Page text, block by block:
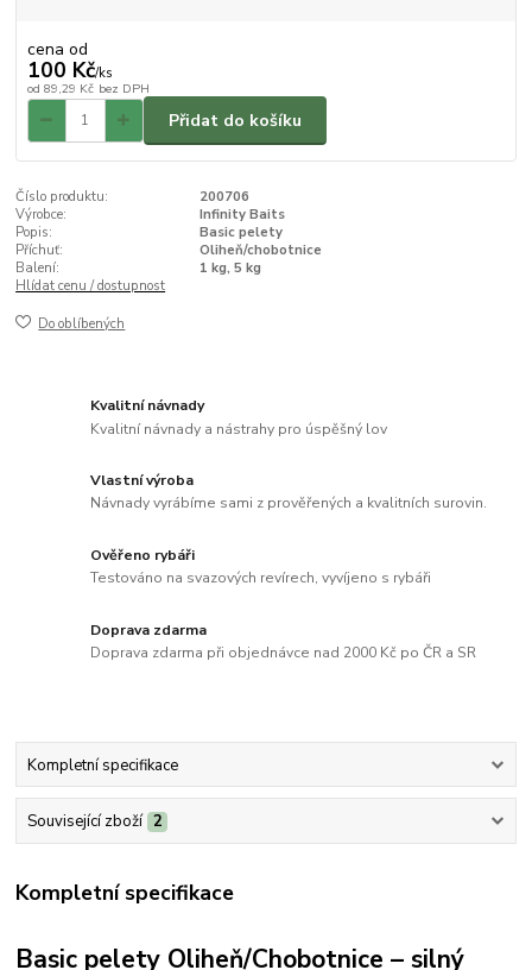
cena od
100 Kč/ks
od 89,29 Kč bez DPH
Přidat do košíku
Číslo produktu:
200706
Výrobce:
Infinity Baits
Popis:
Basic pelety
Příchuť:
Oliheň/chobotnice
Balení:
1 kg, 5 kg
Hlídat cenu / dostupnost
Do oblíbených
Kvalitní návnady
Kvalitní návnady a nástrahy pro úspěšný lov
Vlastní výroba
Návnady vyrábíme sami z prověřených a kvalitních surovin.
Ověřeno rybáři
Testováno na svazových revírech, vyvíjeno s rybáři
Doprava zdarma
Doprava zdarma při objednávce nad 2000 Kč po ČR a SR
Kompletní specifikace
Související zboží 2
Kompletní specifikace
Basic pelety Oliheň/Chobotnice – silný